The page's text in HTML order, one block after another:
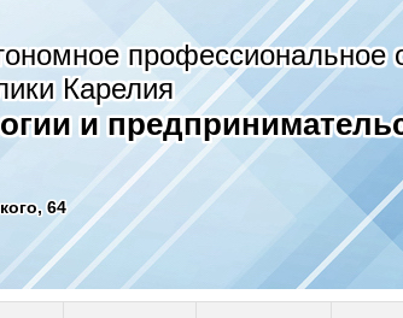
профессиональное
Карелия
и
64